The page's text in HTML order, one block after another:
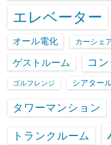
エレベーター
オール電化 カーシェ
ゲストルーム コ
ゴルフレンジ シアター
タワーマンション
トランクルーム